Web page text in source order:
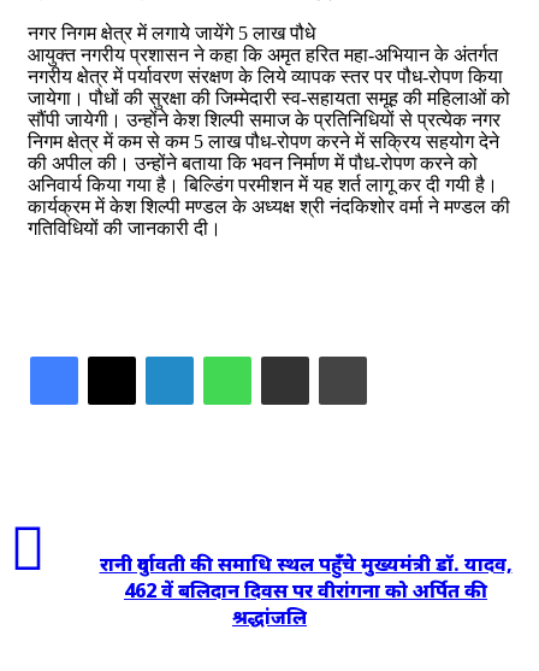
नगर निगम क्षेत्र में लगाये जायेंगे 5 लाख पौधे
आयुक्त नगरीय प्रशासन ने कहा कि अमृत हरित महा-अभियान के अंतर्गत
नगरीय क्षेत्र में पर्यावरण संरक्षण के लिये व्यापक स्तर पर पौध-रोपण किया
जायेगा। पौधों की सुरक्षा की जिम्मेदारी स्व-सहायता समूह की महिलाओं को
सौंपी जायेगी। उन्होंने केश शिल्पी समाज के प्रतिनिधियों से प्रत्येक नगर
निगम क्षेत्र में कम से कम 5 लाख पौध-रोपण करने में सक्रिय सहयोग देने
की अपील की। उन्होंने बताया कि भवन निर्माण में पौध-रोपण करने को
अनिवार्य किया गया है। बिल्डिंग परमीशन में यह शर्त लागू कर दी गयी है।
कार्यक्रम में केश शिल्पी मण्डल के अध्यक्ष श्री नंदकिशोर वर्मा ने मण्डल की
गतिविधियों की जानकारी दी।
LinkedInWhatsAppShare via Email Print
रानी दुर्गावती की समाधि स्थल पहुँचे मुख्यमंत्री डॉ. यादव,
462 वें बलिदान दिवस पर वीरांगना को अर्पित की
श्रद्धांजलि